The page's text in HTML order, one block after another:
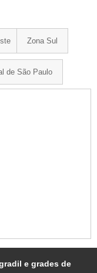
Zona Sul
de São Paulo
e grades de